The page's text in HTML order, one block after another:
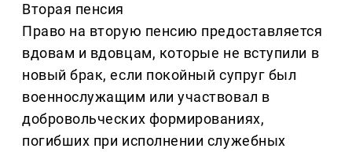
Вторая пенсия
Право на вторую пенсию предоставляется
вдовам и вдовцам, которые не вступили в
новый брак, если покойный супруг был
военнослужащим или участвовал в
добровольческих формированиях,
погибших при исполнении служебных